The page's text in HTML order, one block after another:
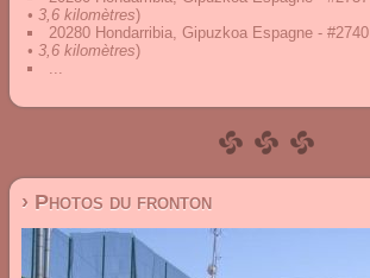
• 3,6 kilomètres)
20280 Hondarribia, Gipuzkoa Espagne - #2740
• 3,6 kilomètres)
...
› Photos du fronton